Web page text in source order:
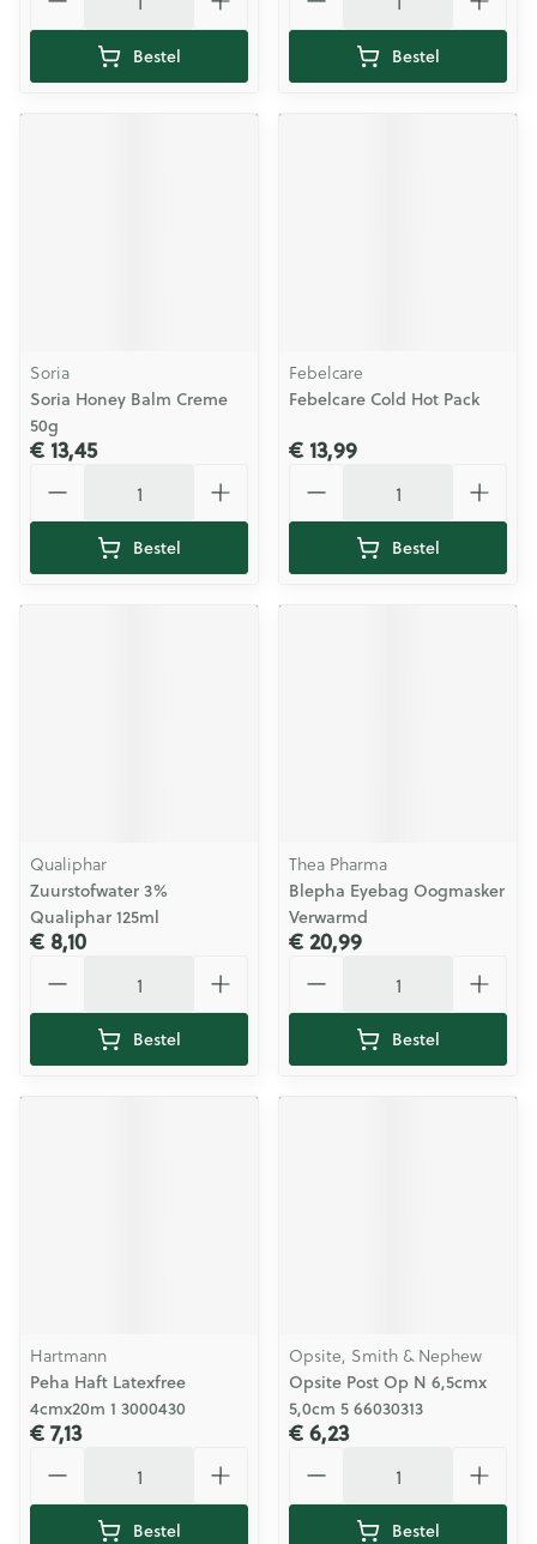
Bestel Bestel
Soria
Soria Honey Balm Creme
50g
€ 13,45
Bestel
Febelcare
Febelcare Cold Hot Pack
€ 13,99
Bestel
Qualiphar
Zuurstofwater 3%
Qualiphar 125ml
€ 8,10
Bestel
Thea Pharma
Blepha Eyebag Oogmasker
Verwarmd
€ 20,99
Bestel
Hartmann
Peha Haft Latexfree
4cmx20m 1 3000430
€ 7,13
Bestel
Opsite, Smith & Nephew
Opsite Post Op N 6,5cmx
5,0cm 5 66030313
€ 6,23
Bestel